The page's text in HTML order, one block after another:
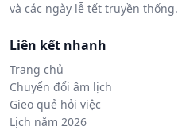
và các ngày lễ tết truyền thống.
Liên kết nhanh
Trang chủ
Chuyển đổi âm lịch
Gieo quẻ hỏi việc
Lịch năm 2026